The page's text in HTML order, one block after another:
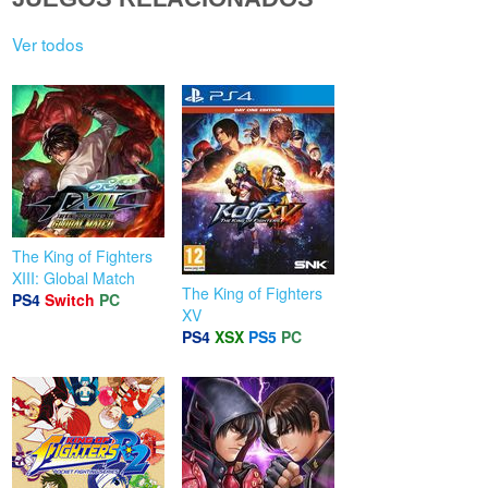
Ver todos
The King of Fighters
XIII: Global Match
PS4 Switch PC
The King of Fighters
XV
PS4 XSX PS5 PC